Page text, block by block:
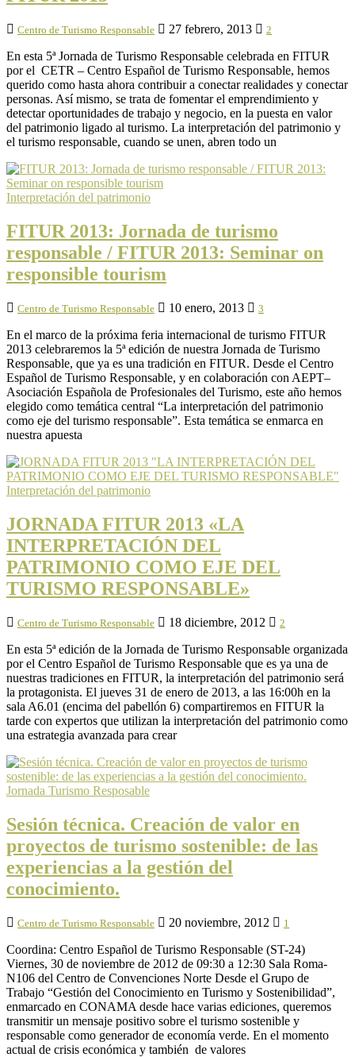
Centro de Turismo Responsable 27 febrero, 2013 2
En esta 5ª Jornada de Turismo Responsable celebrada en FITUR
por el CETR – Centro Español de Turismo Responsable, hemos
querido como hasta ahora contribuir a conectar realidades y conectar
personas. Así mismo, se trata de fomentar el emprendimiento y
detectar oportunidades de trabajo y negocio, en la puesta en valor
del patrimonio ligado al turismo. La interpretación del patrimonio y
el turismo responsable, cuando se unen, abren todo un
Interpretación del patrimonio
FITUR 2013: Jornada de turismo
responsable / FITUR 2013: Seminar on
responsible tourism
Centro de Turismo Responsable 10 enero, 2013 3
En el marco de la próxima feria internacional de turismo FITUR
2013 celebraremos la 5ª edición de nuestra Jornada de Turismo
Responsable, que ya es una tradición en FITUR. Desde el Centro
Español de Turismo Responsable, y en colaboración con AEPT–
Asociación Española de Profesionales del Turismo, este año hemos
elegido como temática central “La interpretación del patrimonio
como eje del turismo responsable”. Esta temática se enmarca en
nuestra apuesta
Interpretación del patrimonio
JORNADA FITUR 2013 «LA
INTERPRETACIÓN DEL
PATRIMONIO COMO EJE DEL
TURISMO RESPONSABLE»
Centro de Turismo Responsable 18 diciembre, 2012 2
En esta 5ª edición de la Jornada de Turismo Responsable organizada
por el Centro Español de Turismo Responsable que es ya una de
nuestras tradiciones en FITUR, la interpretación del patrimonio será
la protagonista. El jueves 31 de enero de 2013, a las 16:00h en la
sala A6.01 (encima del pabellón 6) compartiremos en FITUR la
tarde con expertos que utilizan la interpretación del patrimonio como
una estrategia avanzada para crear
Jornada Turismo Resposable
Sesión técnica. Creación de valor en
proyectos de turismo sostenible: de las
experiencias a la gestión del
conocimiento.
Centro de Turismo Responsable 20 noviembre, 2012 1
Coordina: Centro Español de Turismo Responsable (ST-24)
Viernes, 30 de noviembre de 2012 de 09:30 a 12:30 Sala Roma-
N106 del Centro de Convenciones Norte Desde el Grupo de
Trabajo “Gestión del Conocimiento en Turismo y Sostenibilidad”,
enmarcado en CONAMA desde hace varias ediciones, queremos
transmitir un mensaje positivo sobre el turismo sostenible y
responsable como generador de economía verde. En el momento
actual de crisis económica y también de valores